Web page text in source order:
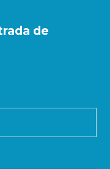
de